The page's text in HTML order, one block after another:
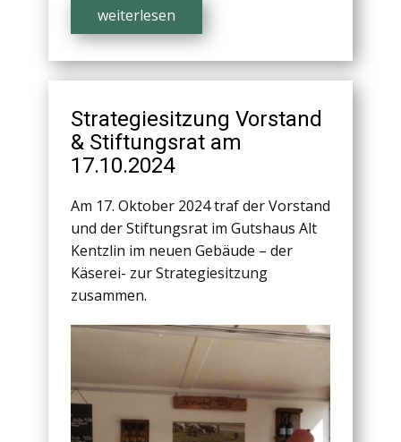
weiterlesen
Strategiesitzung Vorstand
& Stiftungsrat am
17.10.2024
Am 17. Oktober 2024 traf der Vorstand
und der Stiftungsrat im Gutshaus Alt
Kentzlin im neuen Gebäude – der
Käserei- zur Strategiesitzung
zusammen.